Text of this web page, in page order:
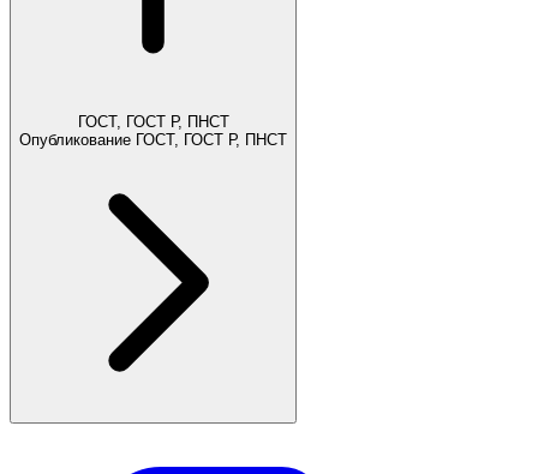
ГОСТ, ГОСТ Р, ПНСТ
Опубликование ГОСТ, ГОСТ Р, ПНСТ